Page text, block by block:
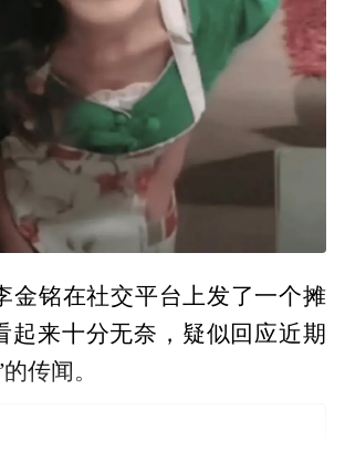
金铭在社交平台上发了一个摊
起来十分无奈，疑似回应近期
传闻。